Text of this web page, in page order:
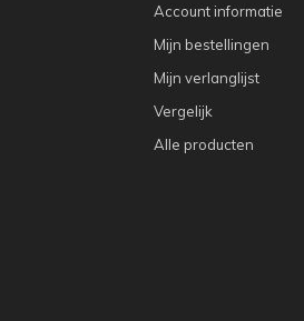
Account informatie
Mijn bestellingen
Mijn verlanglijst
Vergelijk
Alle producten